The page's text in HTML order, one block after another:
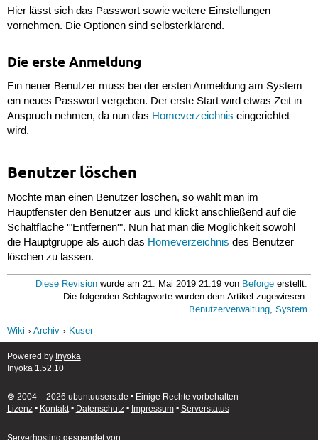
Hier lässt sich das Passwort sowie weitere Einstellungen
vornehmen. Die Optionen sind selbsterklärend.
Die erste Anmeldung
Ein neuer Benutzer muss bei der ersten Anmeldung am System
ein neues Passwort vergeben. Der erste Start wird etwas Zeit in
Anspruch nehmen, da nun das Homeverzeichnis eingerichtet
wird.
Benutzer löschen
Möchte man einen Benutzer löschen, so wählt man im
Hauptfenster den Benutzer aus und klickt anschließend auf die
Schaltfläche '"Entfernen'". Nun hat man die Möglichkeit sowohl
die Hauptgruppe als auch das Homeverzeichnis des Benutzer
löschen zu lassen.
Diese Revision wurde am 21. Mai 2019 21:19 von Beforge erstellt.
Die folgenden Schlagworte wurden dem Artikel zugewiesen:
Benutzerverwaltung,System
Wiki
Archiv Kuser
Powered by Inyoka
Inyoka 1.52.10
🄯 2004 – 2026 ubuntuusers.de • Einige Rechte vorbehalten
Lizenz• Kontakt• Datenschutz• Impressum• Serverstatus